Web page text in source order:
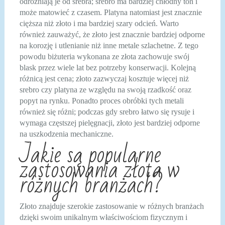
może matowieć z czasem. Platyna natomiast jest znacznie
cięższa niż złoto i ma bardziej szary odcień. Warto
również zauważyć, że złoto jest znacznie bardziej odporne
na korozję i utlenianie niż inne metale szlachetne. Z tego
powodu biżuteria wykonana ze złota zachowuje swój
blask przez wiele lat bez potrzeby konserwacji. Kolejną
różnicą jest cena; złoto zazwyczaj kosztuje więcej niż
srebro czy platyna ze względu na swoją rzadkość oraz
popyt na rynku. Ponadto proces obróbki tych metali
również się różni; podczas gdy srebro łatwo się rysuje i
wymaga częstszej pielęgnacji, złoto jest bardziej odporne
na uszkodzenia mechaniczne.
Jakie są popularne
zastosowania złota w
różnych branżach?
Złoto znajduje szerokie zastosowanie w różnych branżach
dzięki swoim unikalnym właściwościom fizycznym i